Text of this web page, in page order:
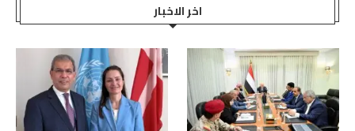
اخر الاخبار